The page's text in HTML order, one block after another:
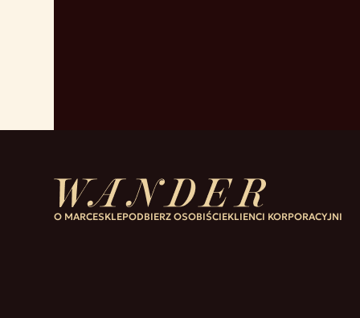
O MARCESKLEPODBIERZ OSOBIŚCIEKLIENCI KORPORACYJNI